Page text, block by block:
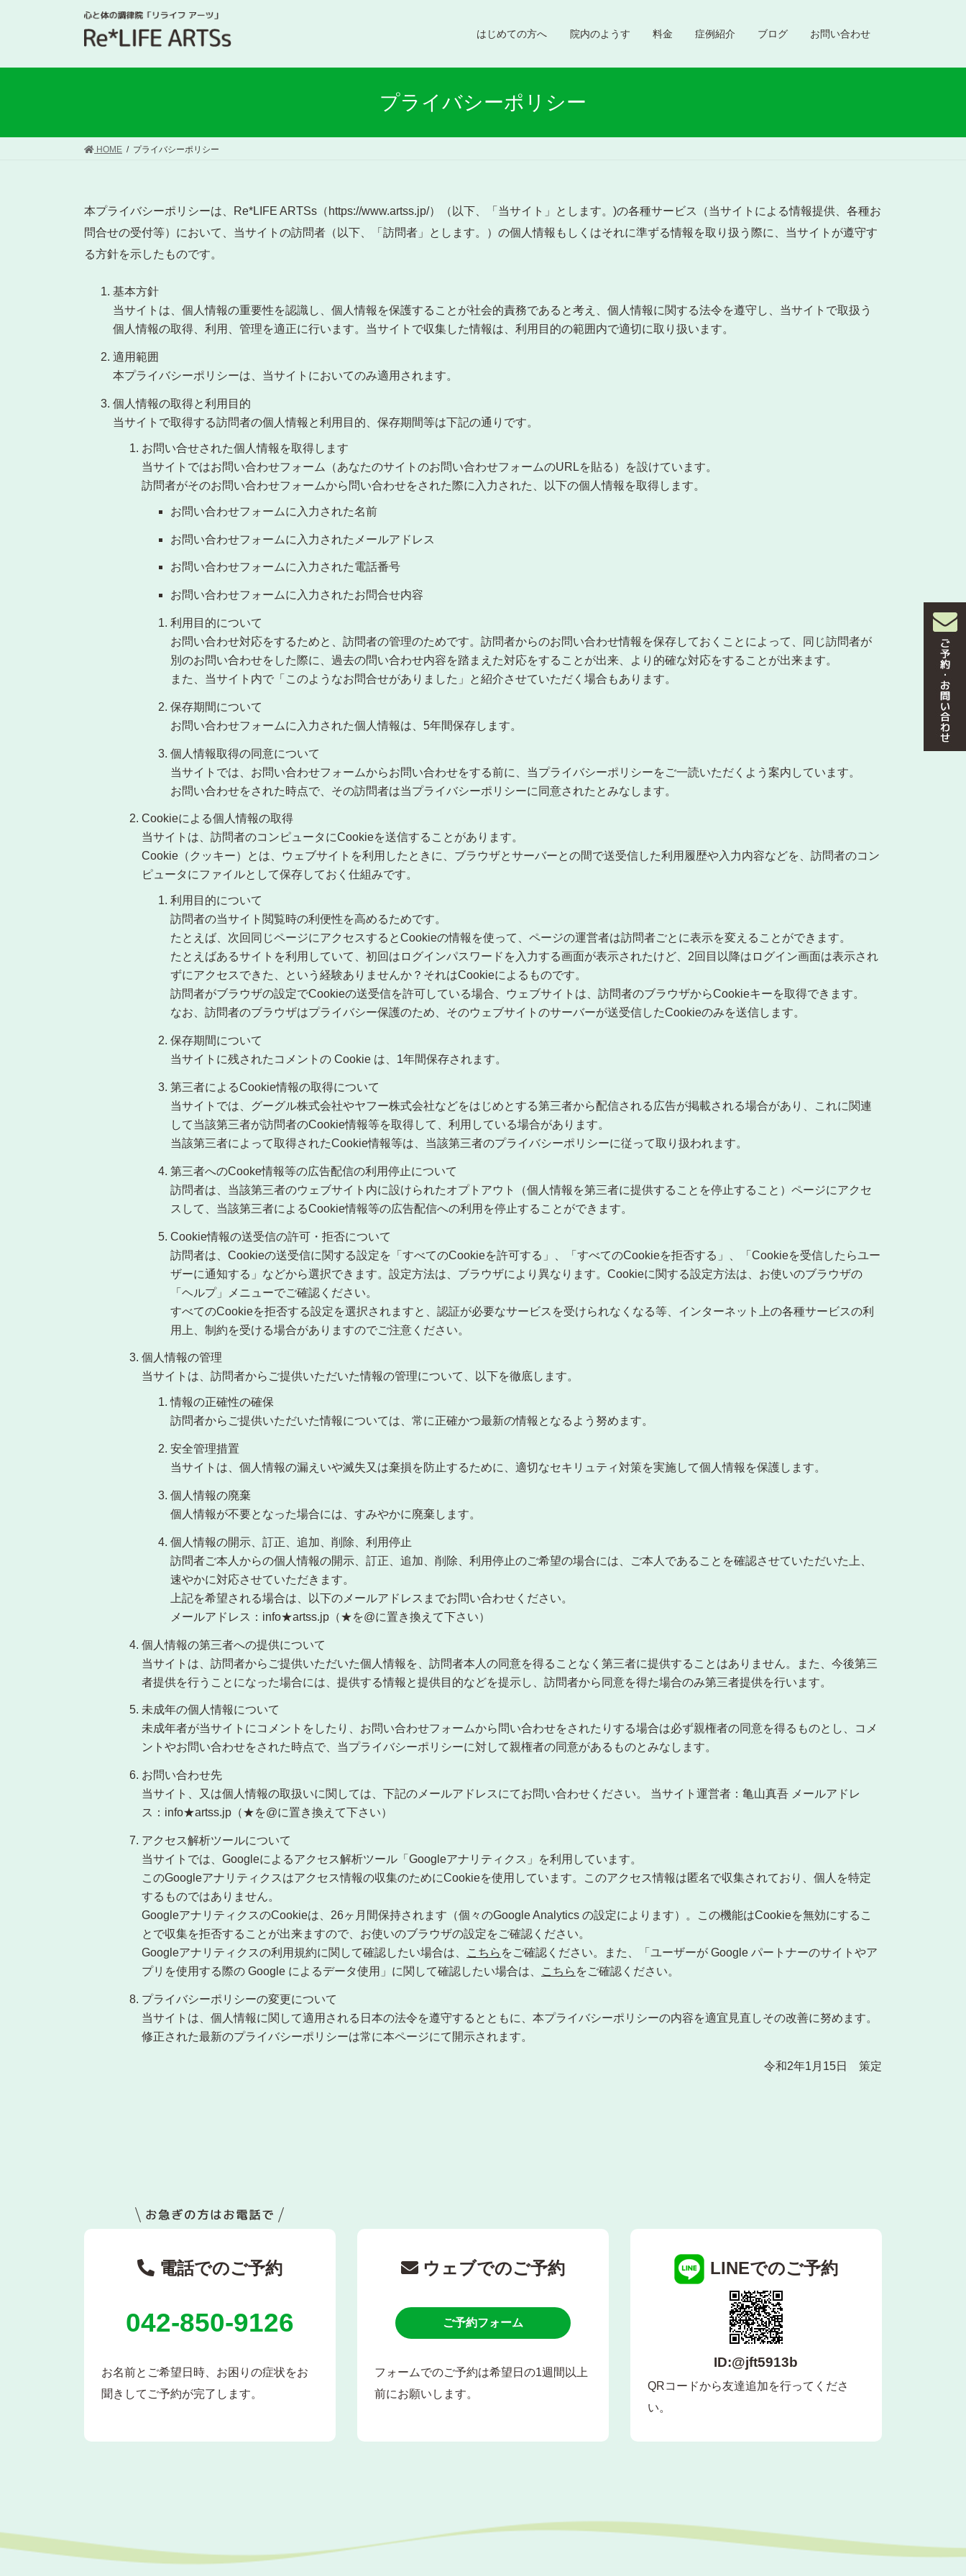
はじめての方へ 院内のようす 料金 症例紹介 ブログ お問い合わせ
プライバシーポリシー
HOME プライバシーポリシー
本プライバシーポリシーは、Re*LIFE ARTSs（https://www.artss.jp/）（以下、「当サイト」とします。)の各種サービス（当サイトによる情報提供、各種お
問合せの受付等）において、当サイトの訪問者（以下、「訪問者」とします。）の個人情報もしくはそれに準ずる情報を取り扱う際に、当サイトが遵守す
る方針を示したものです。
基本方針
当サイトは、個人情報の重要性を認識し、個人情報を保護することが社会的責務であると考え、個人情報に関する法令を遵守し、当サイトで取扱う
個人情報の取得、利用、管理を適正に行います。当サイトで収集した情報は、利用目的の範囲内で適切に取り扱います。
適用範囲
本プライバシーポリシーは、当サイトにおいてのみ適用されます。
個人情報の取得と利用目的
当サイトで取得する訪問者の個人情報と利用目的、保存期間等は下記の通りです。
お問い合せされた個人情報を取得します
当サイトではお問い合わせフォーム（あなたのサイトのお問い合わせフォームのURLを貼る）を設けています。
訪問者がそのお問い合わせフォームから問い合わせをされた際に入力された、以下の個人情報を取得します。
お問い合わせフォームに入力された名前
お問い合わせフォームに入力されたメールアドレス
お問い合わせフォームに入力された電話番号
お問い合わせフォームに入力されたお問合せ内容
利用目的について
お問い合わせ対応をするためと、訪問者の管理のためです。訪問者からのお問い合わせ情報を保存しておくことによって、同じ訪問者が
別のお問い合わせをした際に、過去の問い合わせ内容を踏まえた対応をすることが出来、より的確な対応をすることが出来ます。
また、当サイト内で「このようなお問合せがありました」と紹介させていただく場合もあります。
保存期間について
お問い合わせフォームに入力された個人情報は、5年間保存します。
個人情報取得の同意について
当サイトでは、お問い合わせフォームからお問い合わせをする前に、当プライバシーポリシーをご一読いただくよう案内しています。
お問い合わせをされた時点で、その訪問者は当プライバシーポリシーに同意されたとみなします。
Cookieによる個人情報の取得
当サイトは、訪問者のコンピュータにCookieを送信することがあります。
Cookie（クッキー）とは、ウェブサイトを利用したときに、ブラウザとサーバーとの間で送受信した利用履歴や入力内容などを、訪問者のコン
ピュータにファイルとして保存しておく仕組みです。
利用目的について
訪問者の当サイト閲覧時の利便性を高めるためです。
たとえば、次回同じページにアクセスするとCookieの情報を使って、ページの運営者は訪問者ごとに表示を変えることができます。
たとえばあるサイトを利用していて、初回はログインパスワードを入力する画面が表示されたけど、2回目以降はログイン画面は表示され
ずにアクセスできた、という経験ありませんか？それはCookieによるものです。
訪問者がブラウザの設定でCookieの送受信を許可している場合、ウェブサイトは、訪問者のブラウザからCookieキーを取得できます。
なお、訪問者のブラウザはプライバシー保護のため、そのウェブサイトのサーバーが送受信したCookieのみを送信します。
保存期間について
当サイトに残されたコメントの Cookie は、1年間保存されます。
第三者によるCookie情報の取得について
当サイトでは、グーグル株式会社やヤフー株式会社などをはじめとする第三者から配信される広告が掲載される場合があり、これに関連
して当該第三者が訪問者のCookie情報等を取得して、利用している場合があります。
当該第三者によって取得されたCookie情報等は、当該第三者のプライバシーポリシーに従って取り扱われます。
第三者へのCooke情報等の広告配信の利用停止について
訪問者は、当該第三者のウェブサイト内に設けられたオプトアウト（個人情報を第三者に提供することを停止すること）ページにアクセ
スして、当該第三者によるCookie情報等の広告配信への利用を停止することができます。
Cookie情報の送受信の許可・拒否について
訪問者は、Cookieの送受信に関する設定を「すべてのCookieを許可する」、「すべてのCookieを拒否する」、「Cookieを受信したらユー
ザーに通知する」などから選択できます。設定方法は、ブラウザにより異なります。Cookieに関する設定方法は、お使いのブラウザの
「ヘルプ」メニューでご確認ください。
すべてのCookieを拒否する設定を選択されますと、認証が必要なサービスを受けられなくなる等、インターネット上の各種サービスの利
用上、制約を受ける場合がありますのでご注意ください。
個人情報の管理
当サイトは、訪問者からご提供いただいた情報の管理について、以下を徹底します。
情報の正確性の確保
訪問者からご提供いただいた情報については、常に正確かつ最新の情報となるよう努めます。
安全管理措置
当サイトは、個人情報の漏えいや滅失又は棄損を防止するために、適切なセキリュティ対策を実施して個人情報を保護します。
個人情報の廃棄
個人情報が不要となった場合には、すみやかに廃棄します。
個人情報の開示、訂正、追加、削除、利用停止
訪問者ご本人からの個人情報の開示、訂正、追加、削除、利用停止のご希望の場合には、ご本人であることを確認させていただいた上、
速やかに対応させていただきます。
上記を希望される場合は、以下のメールアドレスまでお問い合わせください。
メールアドレス：info★artss.jp（★を@に置き換えて下さい）
個人情報の第三者への提供について
当サイトは、訪問者からご提供いただいた個人情報を、訪問者本人の同意を得ることなく第三者に提供することはありません。また、今後第三
者提供を行うことになった場合には、提供する情報と提供目的などを提示し、訪問者から同意を得た場合のみ第三者提供を行います。
未成年の個人情報について
未成年者が当サイトにコメントをしたり、お問い合わせフォームから問い合わせをされたりする場合は必ず親権者の同意を得るものとし、コメ
ントやお問い合わせをされた時点で、当プライバシーポリシーに対して親権者の同意があるものとみなします。
お問い合わせ先
当サイト、又は個人情報の取扱いに関しては、下記のメールアドレスにてお問い合わせください。 当サイト運営者：亀山真吾 メールアドレ
ス：info★artss.jp（★を@に置き換えて下さい）
アクセス解析ツールについて
当サイトでは、Googleによるアクセス解析ツール「Googleアナリティクス」を利用しています。
このGoogleアナリティクスはアクセス情報の収集のためにCookieを使用しています。このアクセス情報は匿名で収集されており、個人を特定
するものではありません。
GoogleアナリティクスのCookieは、26ヶ月間保持されます（個々のGoogle Analytics の設定によります）。この機能はCookieを無効にするこ
とで収集を拒否することが出来ますので、お使いのブラウザの設定をご確認ください。
Googleアナリティクスの利用規約に関して確認したい場合は、
こちら をご確認ください。また、「ユーザーが Google パートナーのサイトやア
プリを使用する際の Google によるデータ使用」に関して確認したい場合は、
こちら をご確認ください。
プライバシーポリシーの変更について
当サイトは、個人情報に関して適用される日本の法令を遵守するとともに、本プライバシーポリシーの内容を適宜見直しその改善に努めます。
修正された最新のプライバシーポリシーは常に本ページにて開示されます。
令和2年1月15日 策定
電話でのご予約
042-850-9126
お名前とご希望日時、お困りの症状をお
聞きしてご予約が完了します。
ウェブでのご予約
ご予約フォーム
フォームでのご予約は希望日の1週間以上
前にお願いします。
LINEでのご予約
ID:@jft5913b
QRコードから友達追加を行ってくださ
い。